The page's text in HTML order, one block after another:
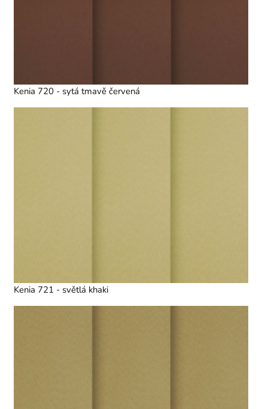
Kenia 720 - sytá tmavě červená
Kenia 721 - světlá khaki